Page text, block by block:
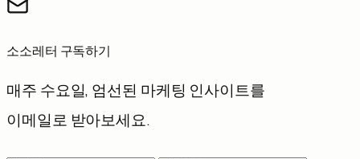
소소레터 구독하기
매주 수요일, 엄선된 마케팅 인사이트를
이메일로 받아보세요.